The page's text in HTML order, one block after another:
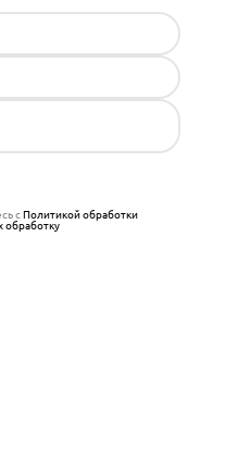
сПолитикой обработки
обработку